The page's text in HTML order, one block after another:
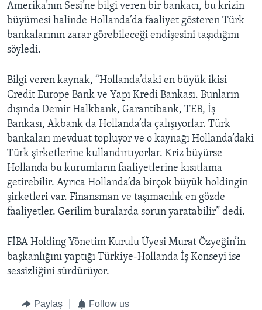
Amerika’nın Sesi’ne bilgi veren bir bankacı, bu krizin
büyümesi halinde Hollanda’da faaliyet gösteren Türk
bankalarının zarar görebileceği endişesini taşıdığını
söyledi.
Bilgi veren kaynak, “Hollanda’daki en büyük ikisi
Credit Europe Bank ve Yapı Kredi Bankası. Bunların
dışında Demir Halkbank, Garantibank, TEB, İş
Bankası, Akbank da Hollanda’da çalışıyorlar. Türk
bankaları mevduat topluyor ve o kaynağı Hollanda’daki
Türk şirketlerine kullandırtıyorlar. Kriz büyürse
Hollanda bu kurumların faaliyetlerine kısıtlama
getirebilir. Ayrıca Hollanda’da birçok büyük holdingin
şirketleri var. Finansman ve taşımacılık en gözde
faaliyetler. Gerilim buralarda sorun yaratabilir” dedi.
FİBA Holding Yönetim Kurulu Üyesi Murat Özyeğin’in
başkanlığını yaptığı Türkiye-Hollanda İş Konseyi ise
sessizliğini sürdürüyor.
Paylaş Follow us